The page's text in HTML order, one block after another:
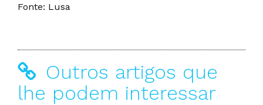
Fonte: Lusa
Outros artigos que
lhe podem interessar